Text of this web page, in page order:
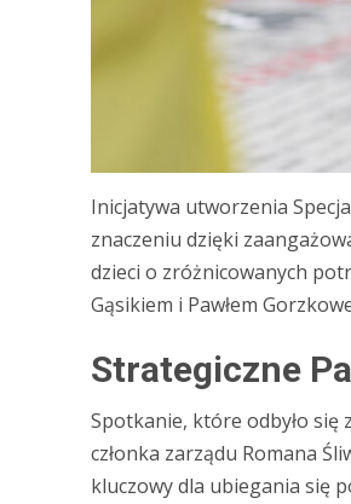
Inicjatywa utworzenia
znaczeniu dzięki
dzieci o zróżnicowanych
Gąsikiem i Pawłem
Strategiczne
Spotkanie, które odbyło się
członka zarządu Romana
kluczowy dla ubiegania się